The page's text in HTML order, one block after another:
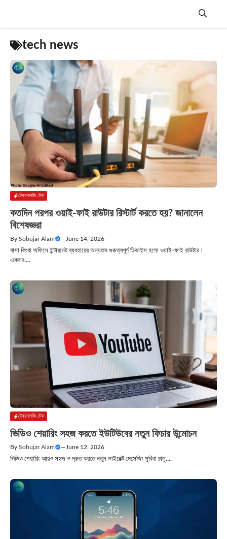
Menu
tech news
টেকনোলজি টেক
কতদিন পরপর ওয়াই-ফাই রাউটার রিস্টার্ট করতে হয়? জানালেন
বিশেষজ্ঞরা
By Sobujar Alam — June 14, 2026
বাসা কিংবা অফিসে ইন্টারনেট ব্যবহারের অন্যতম গুরুত্বপূর্ণ ডিভাইস হলো ওয়াই-ফাই রাউটার।
একবার....
টেকনোলজি টেক
ভিডিও শেয়ারিং সহজ করতে ইউটিউবের নতুন ফিচার উন্মোচন
By Sobujar Alam — June 12, 2026
ভিডিও শেয়ারিং আরও সহজ ও দ্রুত করতে নতুন ডাইরেক্ট মেসেজিং সুবিধা চালু....